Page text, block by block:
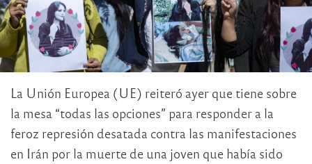
La Unión Europea (UE) reiteró ayer que tiene sobre
la mesa “todas las opciones” para responder a la
feroz represión desatada contra las manifestaciones
en Irán por la muerte de una joven que había sido